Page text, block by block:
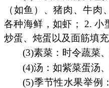
（如鱼）、猪肉、牛肉
各种海鲜，如虾； 2. 小
炒蛋、炖蛋以及面筋填充
(3)素菜：时令蔬菜
(4)汤：如紫菜蛋汤
(5)季节性水果举例